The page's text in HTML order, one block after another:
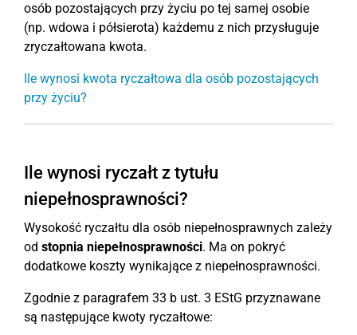
osób pozostających przy życiu po tej samej osobie
(np. wdowa i półsierota) każdemu z nich przysługuje
zryczałtowana kwota.
Ile wynosi kwota ryczałtowa dla osób pozostających
przy życiu?
Ile wynosi ryczałt z tytułu
niepełnosprawności?
Wysokość ryczałtu dla osób niepełnosprawnych zależy
od stopnia niepełnosprawności. Ma on pokryć
dodatkowe koszty wynikające z niepełnosprawności.
Zgodnie z paragrafem 33 b ust. 3 EStG przyznawane
są następujące kwoty ryczałtowe: